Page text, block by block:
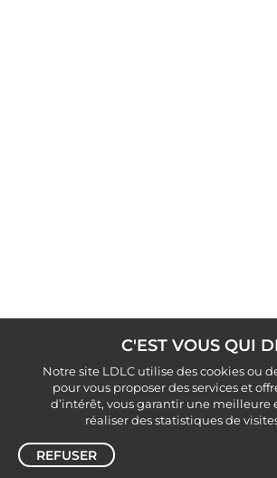
C'EST VOUS QUI
Notre site LDLC utilise des cookies ou
pour vous proposer des services et
d’intérêt, vous garantir une
réaliser des statistiques de
REFUSER